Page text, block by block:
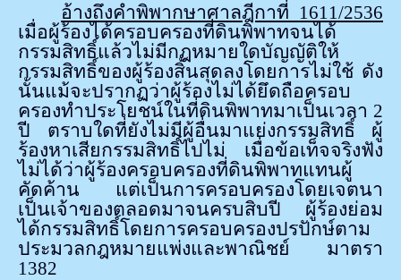
อ้างถึงคำพิพากษาศาลฎีกาที่ 1611/2536
เมื่อผู้ร้องได้ครอบครองที่ดินพิพาทจนได้
กรรมสิทธิ์แล้วไม่มีกฎหมายใดบัญญัติให้
กรรมสิทธิ์ของผู้ร้องสิ้นสุดลงโดยการไม่ใช้ ดัง
นั้นแม้จะปรากฏว่าผู้ร้องไม่ได้ยึดถือครอบ
ครองทำประโยชน์ในที่ดินพิพาทมาเป็นเวลา 2
ปี ตราบใดที่ยังไม่มีผู้อื่นมาแย่งกรรมสิทธิ์ ผู้
ร้องหาเสียกรรมสิทธิ์ไปไม่ เมื่อข้อเท็จจริงฟัง
ไม่ได้ว่าผู้ร้องครอบครองที่ดินพิพาทแทนผู้
คัดค้าน แต่เป็นการครอบครองโดยเจตนา
เป็นเจ้าของตลอดมาจนครบสิบปี ผู้ร้องย่อม
ได้กรรมสิทธิ์โดยการครอบครองปรปักษ์ตาม
ประมวลกฎหมายแพ่งและพาณิชย์ มาตรา
1382